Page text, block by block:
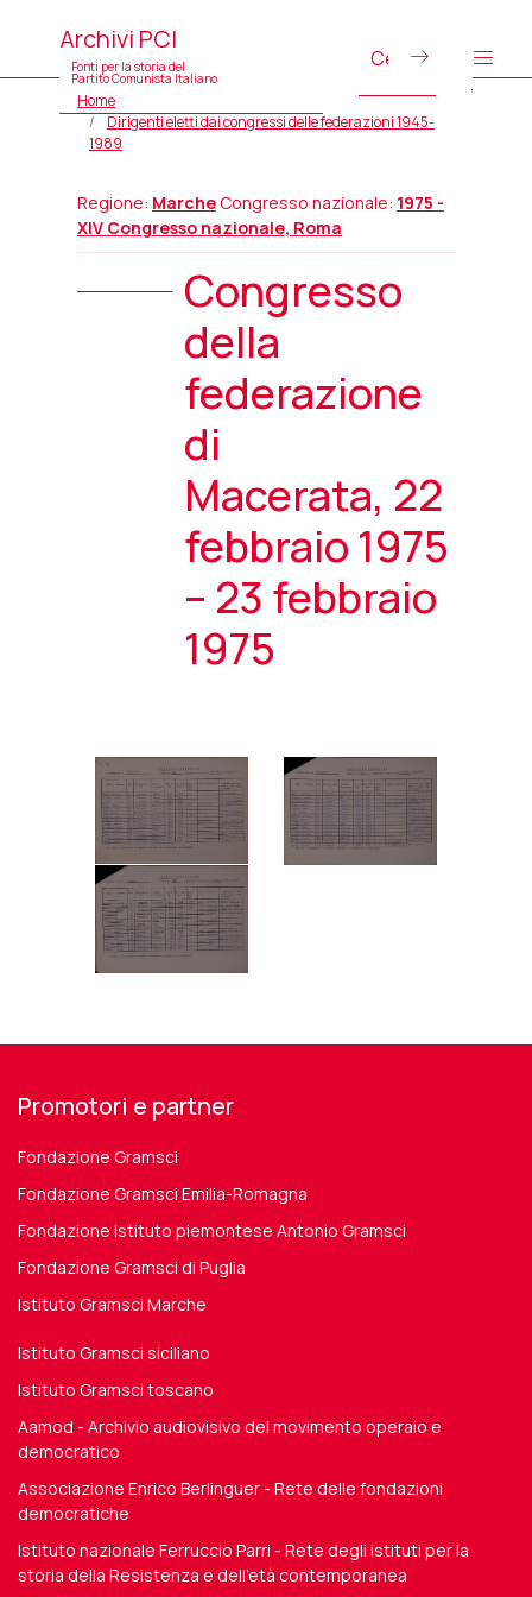
Archivi PCI
Fonti per la storia del
Partito Comunista Italiano
Home
Dirigenti eletti dai congressi delle federazioni 1945-
1989
Regione: MarcheCongresso nazionale: 1975 -
XIV Congresso nazionale, Roma
Congresso
della
federazione
di
Macerata, 22
febbraio 1975
– 23 febbraio
1975
Promotori e partner
Fondazione Gramsci
Fondazione Gramsci Emilia-Romagna
Fondazione Istituto piemontese Antonio Gramsci
Fondazione Gramsci di Puglia
Istituto Gramsci Marche
Istituto Gramsci siciliano
Istituto Gramsci toscano
Aamod - Archivio audiovisivo del movimento operaio e
democratico
Associazione Enrico Berlinguer - Rete delle fondazioni
democratiche
Istituto nazionale Ferruccio Parri - Rete degli istituti per la
storia della Resistenza e dell'età contemporanea